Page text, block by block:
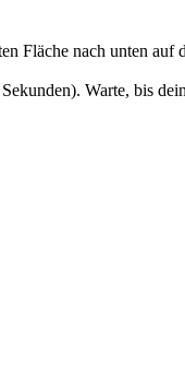
Fläche nach unten auf
Warte, bis